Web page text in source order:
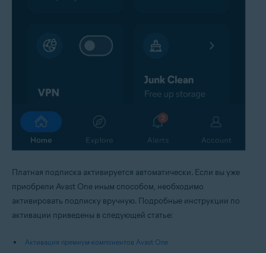
Платная подписка активируется автоматически. Если вы уже
приобрели Avast One иным способом, необходимо
активировать подписку вручную. Подробные инструкции по
активации приведены в следующей статье:
Активация премиум-компонентов Avast One